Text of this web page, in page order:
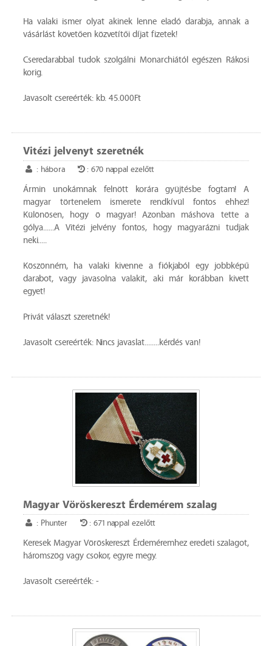
Ha valaki ismer olyat akinek lenne eladó darabja, annak a
vásárlást követően közvetítői díjat fizetek!
Cseredarabbal tudok szolgálni Monarchiától egészen Rákosi
korig.
Javasolt csereérték: kb. 45.000Ft
Vitézi jelvenyt szeretnék
: hábora : 670 nappal ezelőtt
Ármin unokámnak felnött korára gyüjtésbe fogtam! A
magyar törtenelem ismerete rendkívül fontos ehhez!
Különösen, hogy ö magyar! Azonban máshova tette a
gólya......A Vitézi jelvény fontos, hogy magyarázni tudjak
neki.....
Köszönném, ha valaki kivenne a fiókjaból egy jobbképű
darabot, vagy javasolna valakit, aki már korábban kivett
egyet!
Privát választ szeretnék!
Javasolt csereérték: Nincs javaslat........kérdés van!
Magyar Vöröskereszt Érdemérem szalag
: Phunter : 671 nappal ezelőtt
Keresek Magyar Vöröskereszt Érdeméremhez eredeti szalagot,
háromszög vagy csokor, egyre megy.
Javasolt csereérték: -